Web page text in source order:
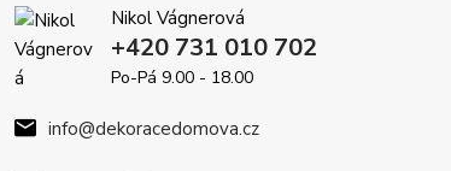
Nikol Vágnerová
+420 731 010 702
Po-Pá 9.00 - 18.00
info@dekoracedomova.cz